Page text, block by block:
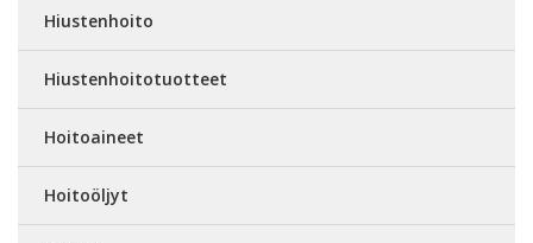
Hiustenhoito
Hiustenhoitotuotteet
Hoitoaineet
Hoitoöljyt